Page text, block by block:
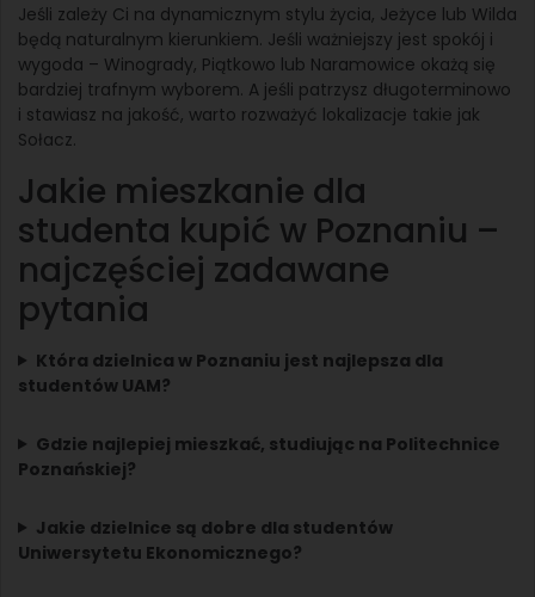
Jeśli zależy Ci na dynamicznym stylu życia, Jeżyce lub Wilda
będą naturalnym kierunkiem. Jeśli ważniejszy jest spokój i
wygoda – Winogrady, Piątkowo lub Naramowice okażą się
bardziej trafnym wyborem. A jeśli patrzysz długoterminowo
i stawiasz na jakość, warto rozważyć lokalizacje takie jak
Sołacz.
Jakie mieszkanie dla
studenta kupić w Poznaniu –
najczęściej zadawane
pytania
Która dzielnica w Poznaniu jest najlepsza dla
studentów UAM?
Gdzie najlepiej mieszkać, studiując na Politechnice
Poznańskiej?
Jakie dzielnice są dobre dla studentów
Uniwersytetu Ekonomicznego?